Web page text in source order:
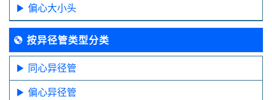
偏心大小头
按异径管类型分类
同心异径管
偏心异径管